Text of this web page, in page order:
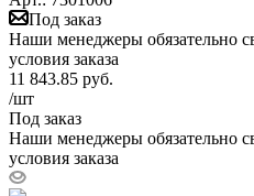
Под заказ
Наши менеджеры обязательно
условия заказа
11 843.85 руб.
/шт
Под заказ
Наши менеджеры обязательно
условия заказа